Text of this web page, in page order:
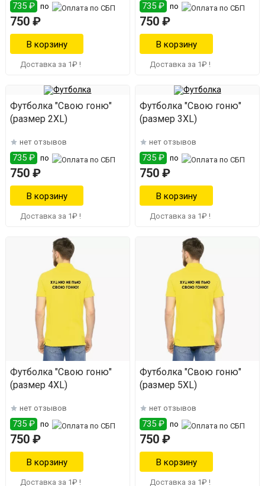
735 ₽ по
750 ₽
Доставка за 1₽ !
735 ₽ по
750 ₽
Доставка за 1₽ !
Футболка "Свою гоню"
(размер 2XL)
нет отзывов
735 ₽ по
750 ₽
Доставка за 1₽ !
Футболка "Свою гоню"
(размер 3ХL)
нет отзывов
735 ₽ по
750 ₽
Доставка за 1₽ !
Футболка "Свою гоню"
(размер 4XL)
нет отзывов
735 ₽ по
750 ₽
Доставка за 1₽ !
Футболка "Свою гоню"
(размер 5XL)
нет отзывов
735 ₽ по
750 ₽
Доставка за 1₽ !